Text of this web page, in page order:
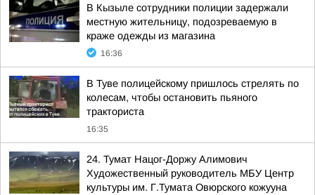
В Кызыле сотрудники полиции задержали
местную жительницу, подозреваемую в
краже одежды из магазина
16:36
В Туве полицейскому пришлось стрелять по
колесам, чтобы остановить пьяного
тракториста
16:35
24. Тумат Нацог-Доржу Алимович
Художественный руководитель МБУ Центр
культуры им. Г.Тумата Овюрского кожууна